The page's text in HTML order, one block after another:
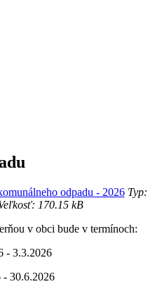
odpadu - 2026Typ:
170.15 kB
v obci bude v termínoch:
- 3.3.2026
- 30.6.2026